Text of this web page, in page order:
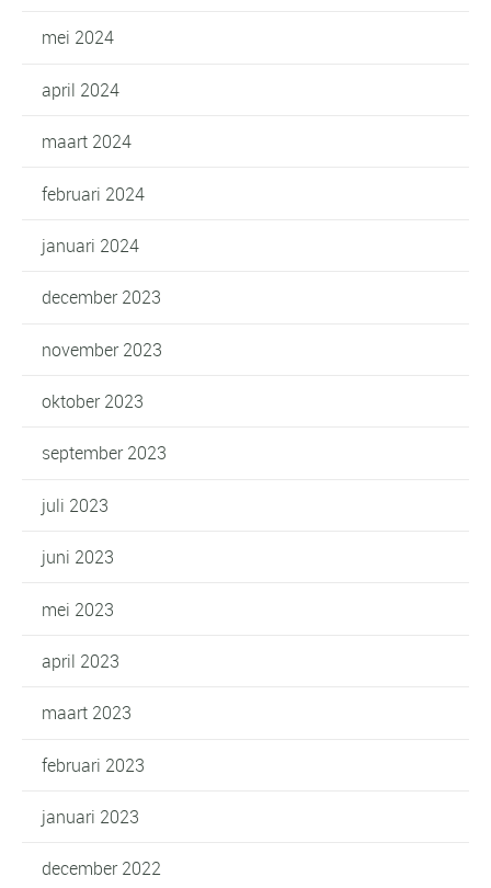
mei 2024
april 2024
maart 2024
februari 2024
januari 2024
december 2023
november 2023
oktober 2023
september 2023
juli 2023
juni 2023
mei 2023
april 2023
maart 2023
februari 2023
januari 2023
december 2022